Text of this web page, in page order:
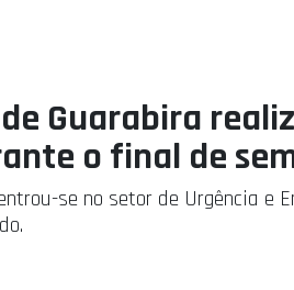
Guarabira
o final de
se no setor de Urgência e